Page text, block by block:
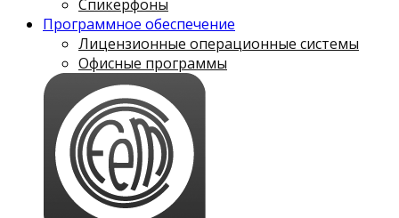
Спикерфоны
Программное обеспечение
Лицензионные операционные системы
Офисные программы